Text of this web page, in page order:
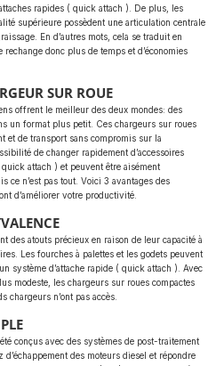
rapides ( quick attach ). De plus, les
supérieure possèdent une articulation centrale
En d’autres mots, cela se traduit en
rechange donc plus de temps et d’économies
SUR ROUE
offrent le meilleur des deux mondes: des
un format plus petit. Ces chargeurs sur roues
et de transport sans compromis sur la
de changer rapidement d’accessoires
attach ) et peuvent être aisément
ce n’est pas tout. Voici 3 avantages des
d’améliorer votre productivité.
des atouts précieux en raison de leur capacité à
Les fourches à palettes et les godets peuvent
système d’attache rapide ( quick attach ). Avec
modeste, les chargeurs sur roues compactes
chargeurs n’ont pas accès.
conçus avec des systèmes de post-traitement
des moteurs diesel et répondre